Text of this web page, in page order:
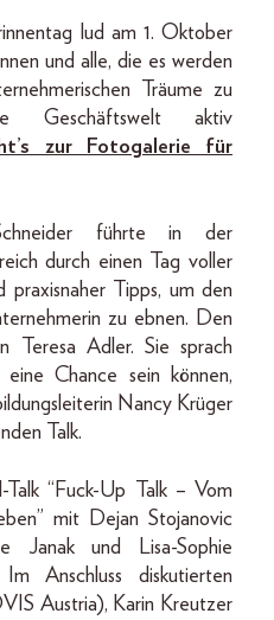
lud am 1. Oktober
und alle, die es werden
Träume zu
Geschäftswelt aktiv
zur Fotogalerie für
führte in der
durch einen Tag voller
praxisnaher Tipps, um den
zu ebnen. Den
Teresa Adler. Sie sprach
Chance sein können,
Nancy Krüger
Talk.
“Fuck-Up Talk – Vom
mit Dejan Stojanovic
Janak und Lisa-Sophie
Anschluss diskutierten
Austria), Karin Kreutzer